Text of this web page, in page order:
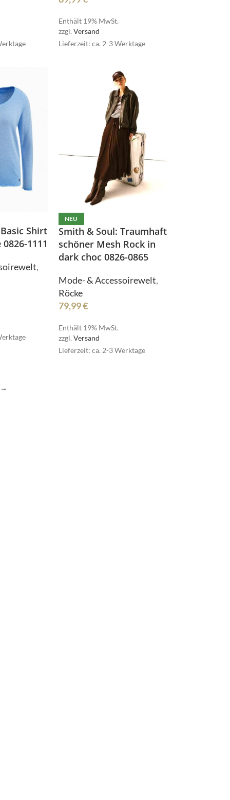
lovelies
miss goodlife
Enthält 19% MwSt.
zzgl. Versand
Lieferzeit: ca. 2-3 Werktage
Shirt
1111
,
NEU
Smith & Soul: Traumhaft
schöner Mesh Rock in
dark choc 0826-0865
Mode- & Accessoirewelt,
Röcke
79,99€
Enthält 19% MwSt.
zzgl. Versand
Lieferzeit: ca. 2-3 Werktage
→